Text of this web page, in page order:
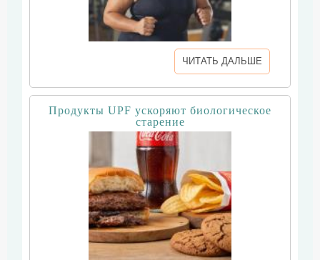
ЧИТАТЬ ДАЛЬШЕ
Продукты UPF ускоряют биологическое
старение